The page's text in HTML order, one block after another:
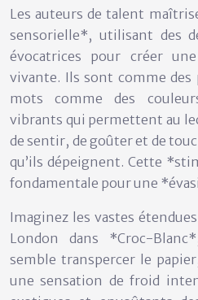
Les auteurs de talent
sensorielle*, utilisant des
évocatrices pour créer
vivante. Ils sont comme
mots comme des
vibrants qui permettent au
de sentir, de goûter et de
qu’ils dépeignent. Cette
fondamentale pour une
Imaginez les vastes
London dans *Croc-
semble transpercer le
une sensation de froid